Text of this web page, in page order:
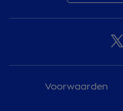
Voorwaarden